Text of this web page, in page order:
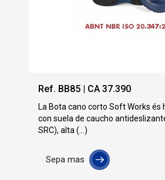
Ref. BB85 | CA 37.390
La Bota cano corto Soft Works és
con suela de caucho
SRC), alta (...)
Sepa mas